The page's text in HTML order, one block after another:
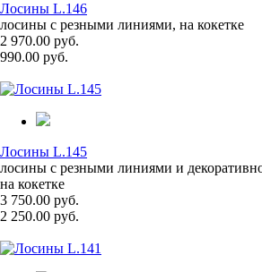
Лосины L.146
лосины с резными линиями, на кокетке
2 970.00 руб.
990.00 руб.
Лосины L.145
лосины с резными линиями и
на кокетке
3 750.00 руб.
2 250.00 руб.